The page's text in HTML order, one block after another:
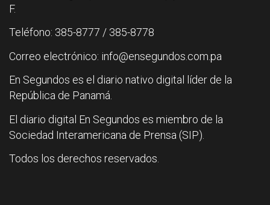
F.
Teléfono: 385-8777 / 385-8778
Correo electrónico: info@ensegundos.com.pa
En Segundos es el diario nativo digital líder de la
República de Panamá.
El diario digital En Segundos es miembro de la
Sociedad Interamericana de Prensa (SIP).
Todos los derechos reservados.